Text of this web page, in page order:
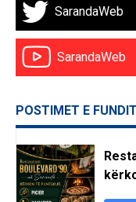
SarandaWeb
SarandaWeb
POSTIMET E FUNDIT